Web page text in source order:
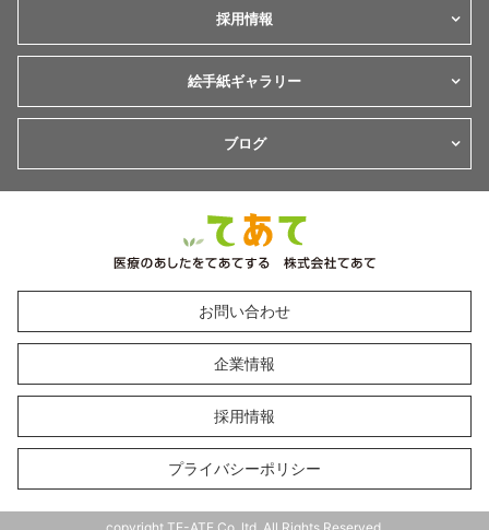
採用情報
絵手紙ギャラリー
ブログ
お問い合わせ
企業情報
採用情報
プライバシーポリシー